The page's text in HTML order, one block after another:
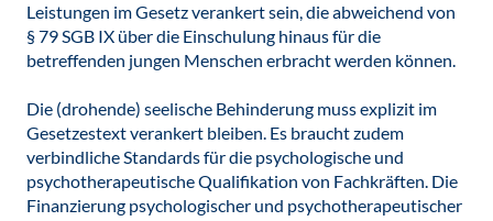
Leistungen im Gesetz verankert sein, die abweichend von
§ 79 SGB IX über die Einschulung hinaus für die
betreffenden jungen Menschen erbracht werden können.
Die (drohende) seelische Behinderung muss explizit im
Gesetzestext verankert bleiben. Es braucht zudem
verbindliche Standards für die psychologische und
psychotherapeutische Qualifikation von Fachkräften. Die
Finanzierung psychologischer und psychotherapeutischer